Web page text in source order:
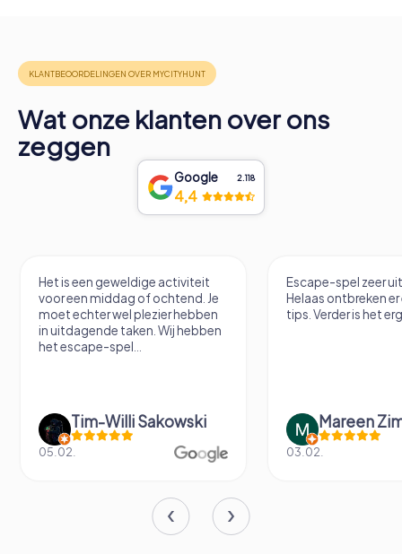
Wat onze klanten over ons
zeggen
Google 2.118
4,4
Het is een geweldige activiteit
voor een middag of ochtend. Je
moet echter wel plezier hebben
in uitdagende taken. Wij hebben
het escape-spel...
Tim-Willi Sakowski
05.02.
Escape-spel zeer
Helaas ontbreken er
tips. Verder is het
Mareen
03.02.